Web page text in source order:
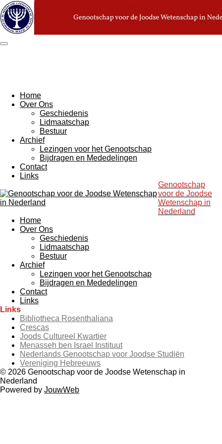
Ga
direct
naar
de
hoofdinhoud
Home
Over Ons
Geschiedenis
Lidmaatschap
Bestuur
Archief
Lezingen voor het Genootschap
Bijdragen en Mededelingen
Contact
Links
Genootschap
voor de Joodse
Wetenschap in
Nederland
Home
Over Ons
Geschiedenis
Lidmaatschap
Bestuur
Archief
Lezingen voor het Genootschap
Bijdragen en Mededelingen
Contact
Links
Links
Bibliotheca Rosenthaliana
Crescas
Joods Cultureel Kwartier
Menasseh ben Israel Instituut
Nederlands Genootschap voor Joodse Studiën
Vereniging Hebreeuws
© 2026 Genootschap voor de Joodse Wetenschap in
Nederland
Powered by JouwWeb